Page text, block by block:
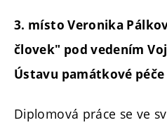
3. místo Veronika
človek" pod vedením
Ústavu památkové péče
Diplomová práce se ve